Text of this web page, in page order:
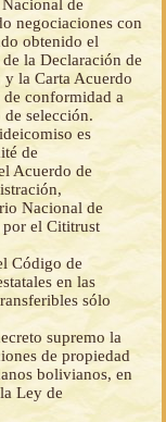
de
negociaciones con
obtenido el
la Declaración de
la Carta Acuerdo
conformidad a
selección.
es
de
Acuerdo de
Nacional de
el Cititrust
Código de
en las
sólo
supremo la
de propiedad
bolivianos, en
Ley de